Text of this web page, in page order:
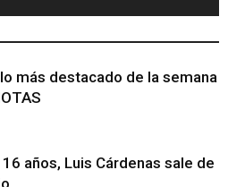
más destacado de la semana
años, Luis Cárdenas sale de